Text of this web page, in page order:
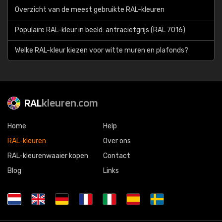
Overzicht van de meest gebruikte RAL-kleuren
Populaire RAL-kleur in beeld: antracietgrijs (RAL 7016)
Welke RAL-kleur kiezen voor witte muren en plafonds?
RALkleuren.com
Home
RAL-kleuren
RAL-kleurenwaaier kopen
Blog
Help
Over ons
Contact
Links